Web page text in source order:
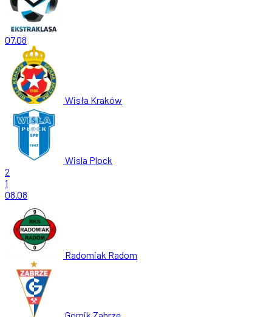
07.08
Wisła Kraków
Wisla Plock
2
1
08.08
Radomiak Radom
Gornik Zabrze